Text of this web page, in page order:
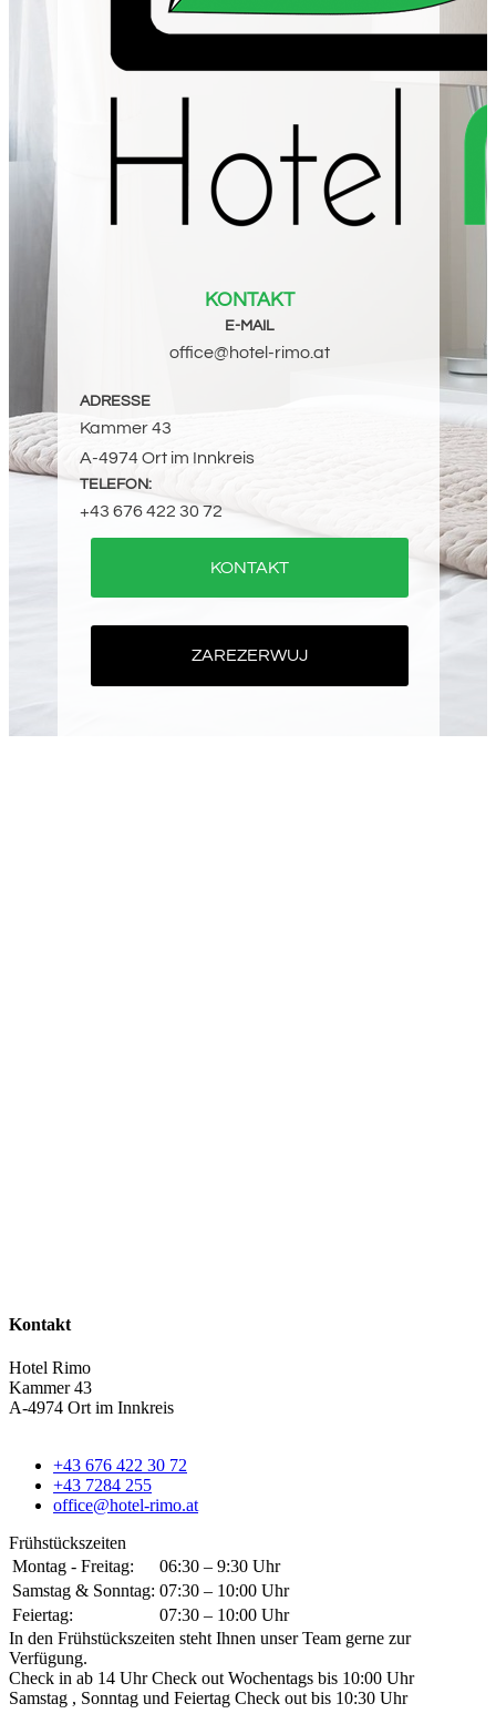
KONTAKT
E-MAIL
office@hotel-rimo.at
ADRESSE
Kammer 43
A-4974 Ort im Innkreis
TELEFON:
+43 676 422 30 72
KONTAKT
ZAREZERWUJ
Kontakt
Hotel Rimo
Kammer 43
A-4974 Ort im Innkreis
+43 676 422 30 72
+43 7284 255
office@hotel-rimo.at
Frühstückszeiten
Montag - Freitag:
06:30 – 9:30 Uhr
Samstag & Sonntag: 07:30 – 10:00 Uhr
Feiertag:
07:30 – 10:00 Uhr
In den Frühstückszeiten steht Ihnen unser Team gerne zur
Verfügung.
Check in ab 14 Uhr Check out Wochentags bis 10:00 Uhr
Samstag , Sonntag und Feiertag Check out bis 10:30 Uhr